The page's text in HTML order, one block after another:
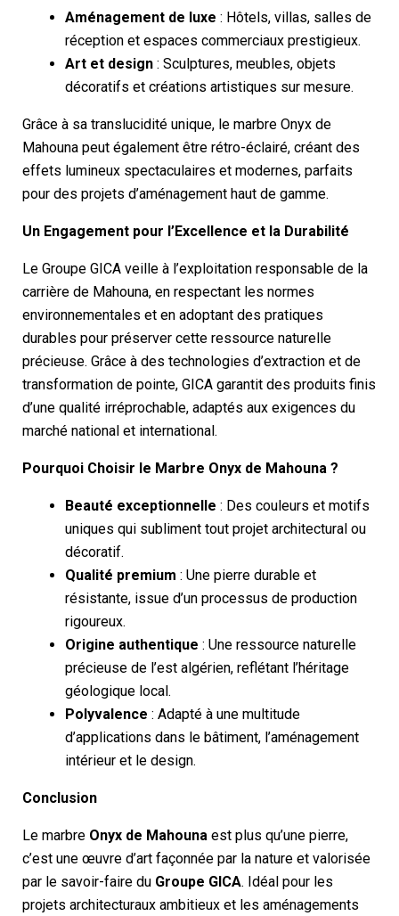
Aménagement de luxe : Hôtels, villas, salles de
réception et espaces commerciaux prestigieux.
Art et design : Sculptures, meubles, objets
décoratifs et créations artistiques sur mesure.
Grâce à sa translucidité unique, le marbre Onyx de
Mahouna peut également être rétro-éclairé, créant des
effets lumineux spectaculaires et modernes, parfaits
pour des projets d’aménagement haut de gamme.
Un Engagement pour l’Excellence et la Durabilité
Le Groupe GICA veille à l’exploitation responsable de la
carrière de Mahouna, en respectant les normes
environnementales et en adoptant des pratiques
durables pour préserver cette ressource naturelle
précieuse. Grâce à des technologies d’extraction et de
transformation de pointe, GICA garantit des produits finis
d’une qualité irréprochable, adaptés aux exigences du
marché national et international.
Pourquoi Choisir le Marbre Onyx de Mahouna ?
Beauté exceptionnelle : Des couleurs et motifs
uniques qui subliment tout projet architectural ou
décoratif.
Qualité premium : Une pierre durable et
résistante, issue d’un processus de production
rigoureux.
Origine authentique : Une ressource naturelle
précieuse de l’est algérien, reflétant l’héritage
géologique local.
Polyvalence : Adapté à une multitude
d’applications dans le bâtiment, l’aménagement
intérieur et le design.
Conclusion
Le marbre Onyx de Mahouna est plus qu’une pierre,
c’est une œuvre d’art façonnée par la nature et valorisée
par le savoir-faire du Groupe GICA. Idéal pour les
projets architecturaux ambitieux et les aménagements